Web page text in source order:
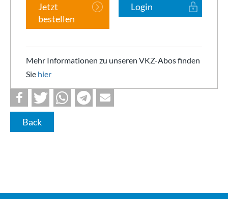
Jetzt
bestellen
Login
Mehr Informationen zu unseren VKZ-Abos finden
Sie hier
Back